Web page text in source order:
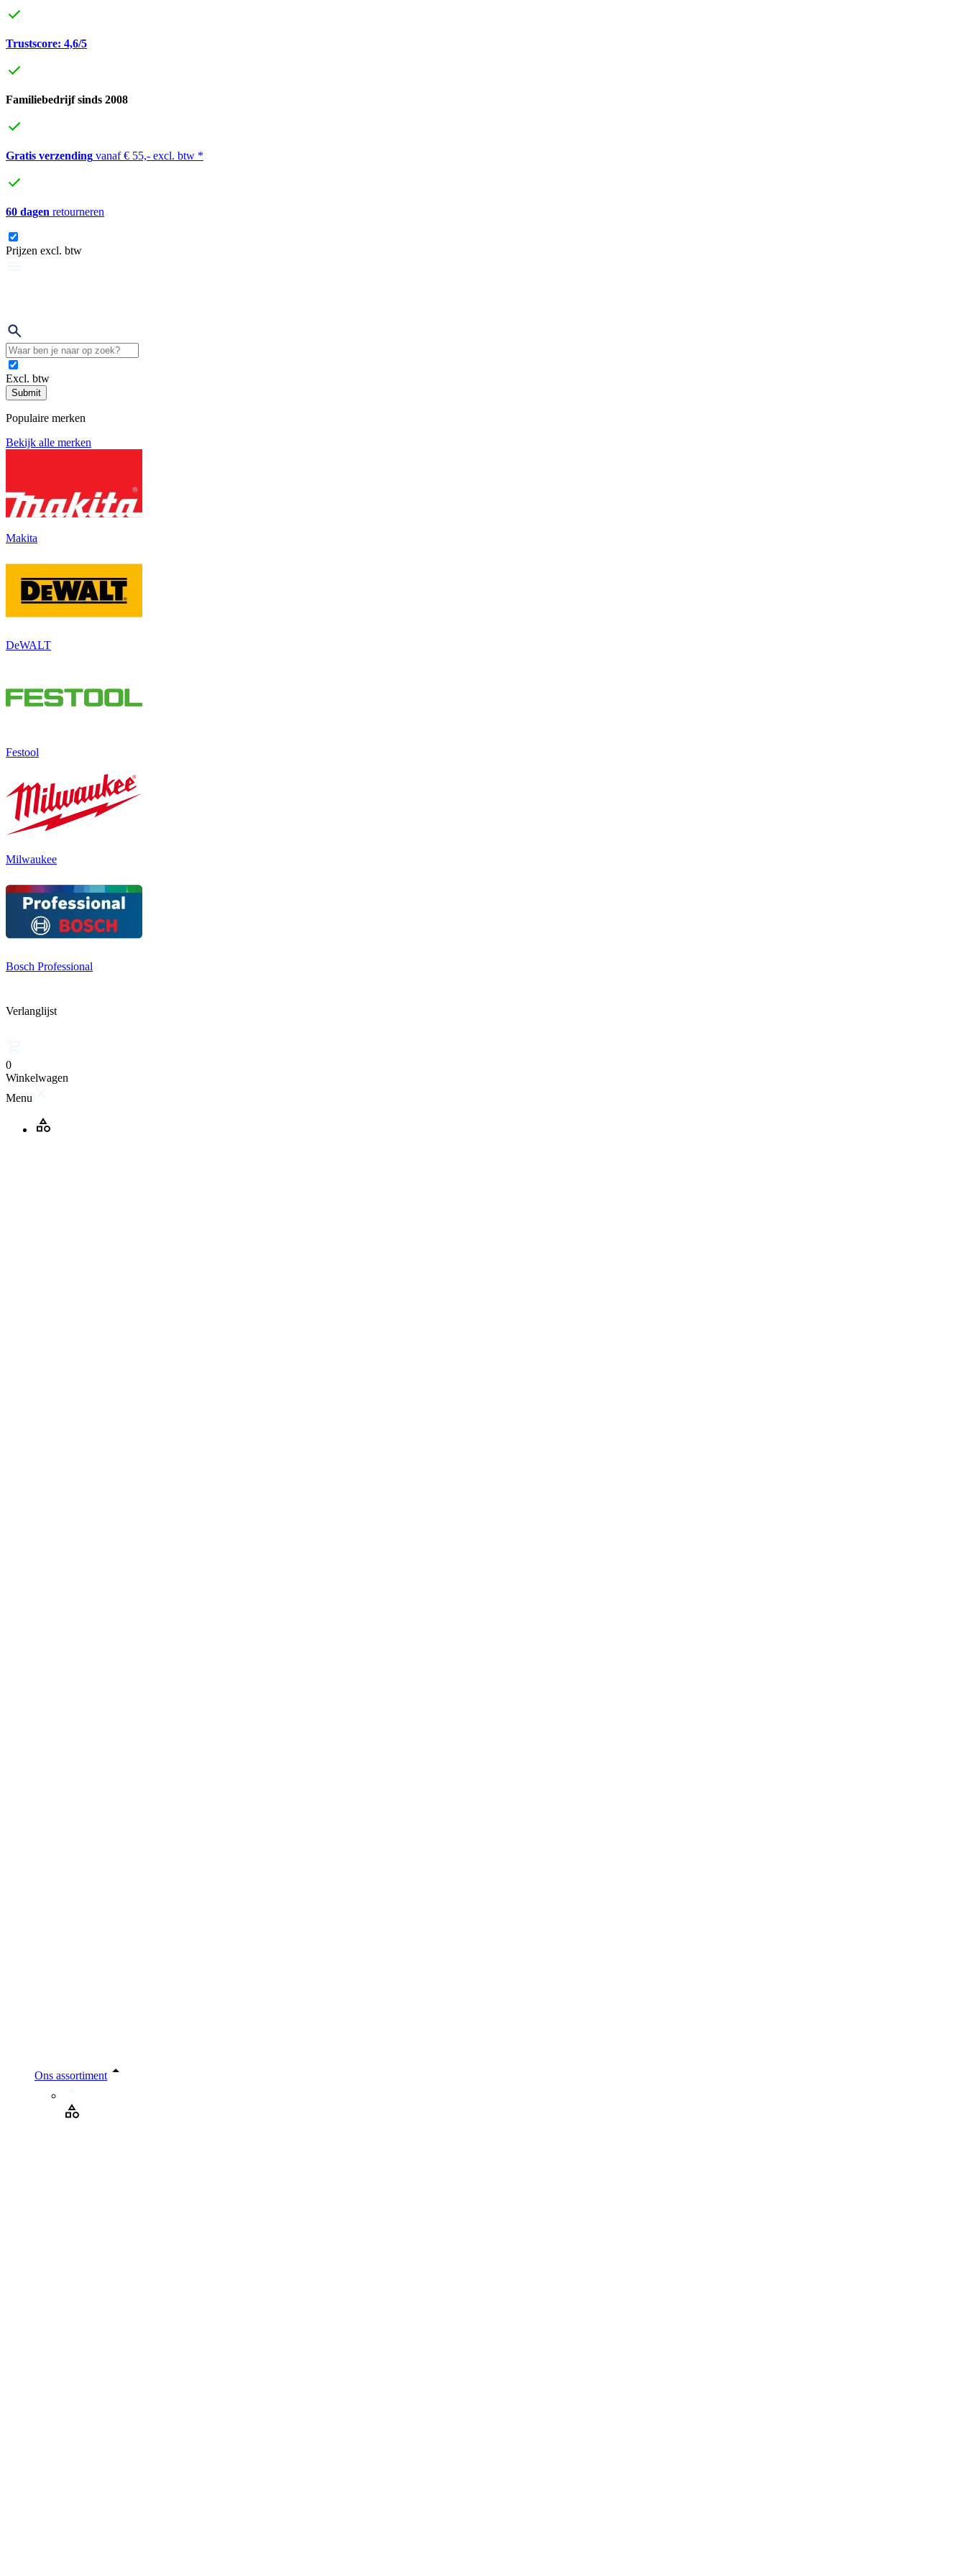
Trustscore: 4,6/5
Familiebedrijf sinds 2008
Gratis verzending vanaf € 55,- excl. btw *
60 dagen retourneren
Prijzen excl. btw
Excl. btw
Submit
Populaire merken
Bekijk alle merken
Makita
DeWALT
Festool
Milwaukee
Bosch Professional
Verlanglijst
0
Winkelwagen
Menu
Ons assortiment